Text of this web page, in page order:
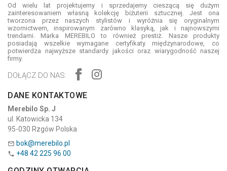
Od wielu lat projektujemy i sprzedajemy cieszącą się dużym
zainteresowaniem własną kolekcję biżuterii sztucznej. Jest ona
tworzona przez naszych stylistów i wyróżnia się oryginalnym
wzornictwem, inspirowanym zarówno klasyką, jak i najnowszymi
trendami. Marka MEREBILO to również prestiż. Nasze produkty
posiadają wszelkie wymagane certyfikaty międzynarodowe, co
potwierdza najwyższe standardy jakości oraz wiarygodność naszej
firmy.
DOŁĄCZ DO NAS:
DANE KONTAKTOWE
Merebilo Sp. J
ul. Katowicka 134
95-030 Rzgów Polska
 bok@merebilo.pl
 +48 42 225 96 00